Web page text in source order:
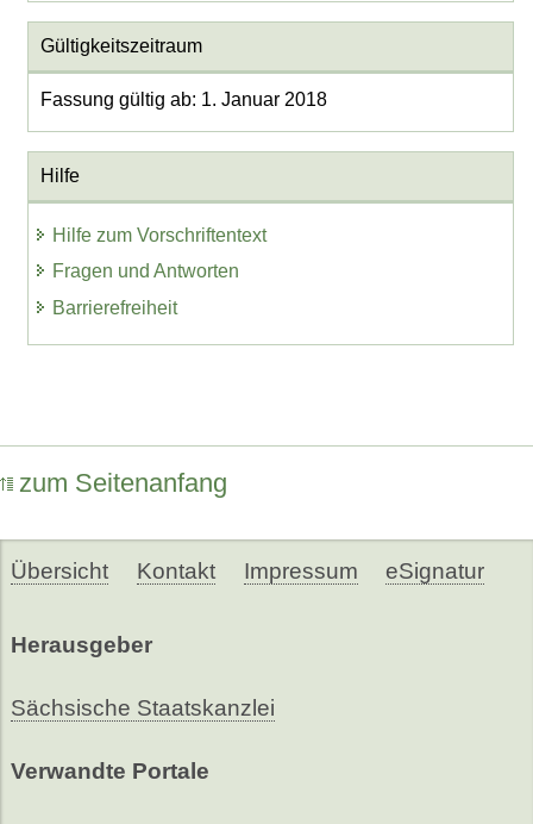
Gültigkeitszeitraum
Fassung gültig ab: 1. Januar 2018
Hilfe
Hilfe zum Vorschriftentext
Fragen und Antworten
Barrierefreiheit
zum Seitenanfang
Übersicht Kontakt Impressum eSignatur
Herausgeber
Sächsische Staatskanzlei
Verwandte Portale